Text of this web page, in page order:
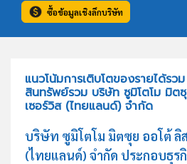
ซื้อข้อมูลเชิงลึกบริษัท
แนวโน้มการเติบโตของรายได้รว
สินทรัพย์รวม บริษัท ซูมิโตโม มิ
เซอร์วิส (ไทยแลนด์) จำกัด
บริษัท ซูมิโตโม มิตซุย ออโต้ ลิ
(ไทยแลนด์) จำกัด ประกอบธุร